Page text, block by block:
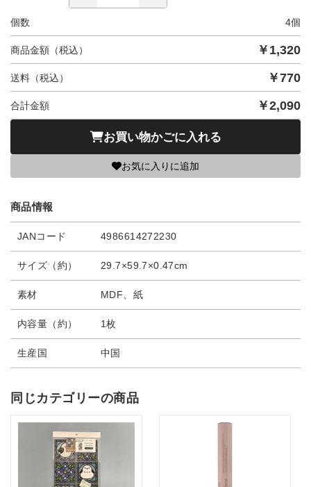
個数 4個
商品金額（税込） ￥ 1,320
送料（税込） ￥770
合計金額 ￥2,090
お買い物かごに入れる
お気に入りに追加
商品情報
JANコード 4986614272230
サイズ（約） 29.7×59.7×0.47cm
素材 MDF、紙
内容量（約） 1枚
生産国 中国
同じカテゴリーの商品